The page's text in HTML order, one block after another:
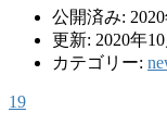
公開済み:
更新: 2020年10
カテゴリー:
19